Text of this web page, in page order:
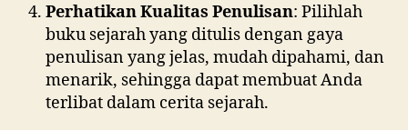
Perhatikan Kualitas Penulisan: Pilihlah
buku sejarah yang ditulis dengan gaya
penulisan yang jelas, mudah dipahami, dan
menarik, sehingga dapat membuat Anda
terlibat dalam cerita sejarah.